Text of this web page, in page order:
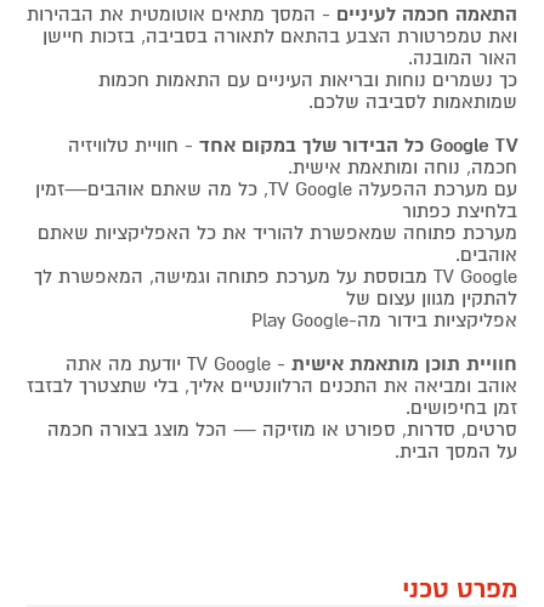
התאמה חכמה לעיניים - המסך מתאים אוטומטית את הבהירות
ואת טמפרטורת הצבע בהתאם לתאורה בסביבה, בזכות חיישן
האור המובנה.
כך נשמרים נוחות ובריאות העיניים עם התאמות חכמות
שמותאמות לסביבה שלכם.
Google TV כל הבידור שלך במקום אחד
- חוויית טלוויזיה
חכמה, נוחה ומותאמת אישית.
עם מערכת ההפעלה TV Google, כל מה שאתם אוהבים—זמין
בלחיצת כפתור
מערכת פתוחה שמאפשרת להוריד את כל האפליקציות שאתם
אוהבים.
TV Google מבוססת על מערכת פתוחה וגמישה, המאפשרת לך
להתקין מגוון עצום של
אפליקציות בידור מה-Play Google
חוויית תוכן מותאמת אישית
- TV Google יודעת מה אתה
אוהב ומביאה את התכנים הרלוונטיים אליך, בלי שתצטרך לבזבז
זמן בחיפושים.
סרטים, סדרות, ספורט או מוזיקה — הכל מוצג בצורה חכמה
על המסך הבית.
מפרט טכני